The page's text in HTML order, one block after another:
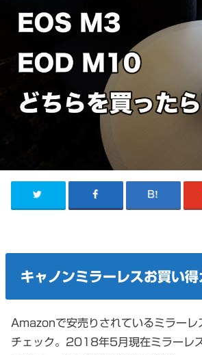
キャノンミラーレスお買い
Amazonで安売りされているミラーレ
チェック。2018年5月現在ミラーレ